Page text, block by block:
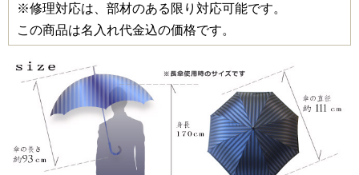
※修理対応は、部材のある限り対応可能です。
この商品は名入れ代金込の価格です。